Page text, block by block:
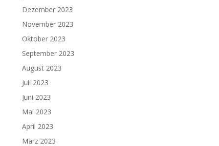
Dezember 2023
November 2023
Oktober 2023
September 2023
August 2023
Juli 2023
Juni 2023
Mai 2023
April 2023
März 2023